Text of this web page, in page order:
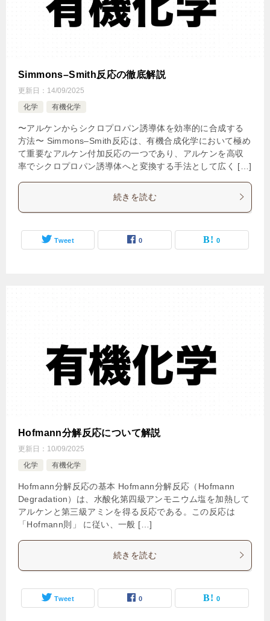
Simmons–Smith反応の徹底解説
更新日： 14/09/2025
化学
有機化学
〜アルケンからシクロプロパン誘導体を効率的に合成する
方法〜 Simmons–Smith反応は、有機合成化学において極め
て重要なアルケン付加反応の一つであり、アルケンを高収
率でシクロプロパン誘導体へと変換する手法として広く […]
続きを読む
Tweet 0 0
Hofmann分解反応について解説
更新日： 10/09/2025
化学
有機化学
Hofmann分解反応の基本 Hofmann分解反応（Hofmann
Degradation）は、水酸化第四級アンモニウム塩を加熱して
アルケンと第三級アミンを得る反応である。この反応は
「Hofmann則」 に従い、一般 […]
続きを読む
Tweet 0 0